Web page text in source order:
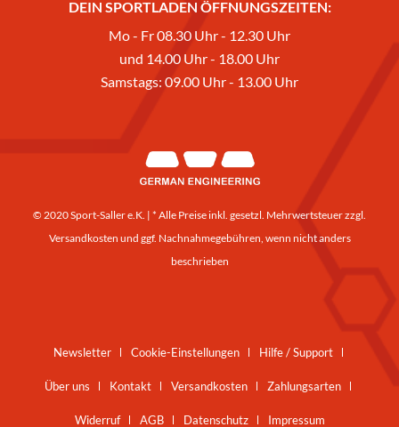
DEIN SPORTLADEN ÖFFNUNGSZEITEN:
Mo - Fr 08.30 Uhr - 12.30 Uhr
und 14.00 Uhr - 18.00 Uhr
Samstags: 09.00 Uhr - 13.00 Uhr
© 2020 Sport-Saller e.K. | * Alle Preise inkl. gesetzl. Mehrwertsteuer zzgl.
Versandkosten und ggf. Nachnahmegebühren, wenn nicht anders
beschrieben
Newsletter Cookie-Einstellungen Hilfe / Support
Über uns Kontakt Versandkosten Zahlungsarten
Widerruf AGB Datenschutz Impressum